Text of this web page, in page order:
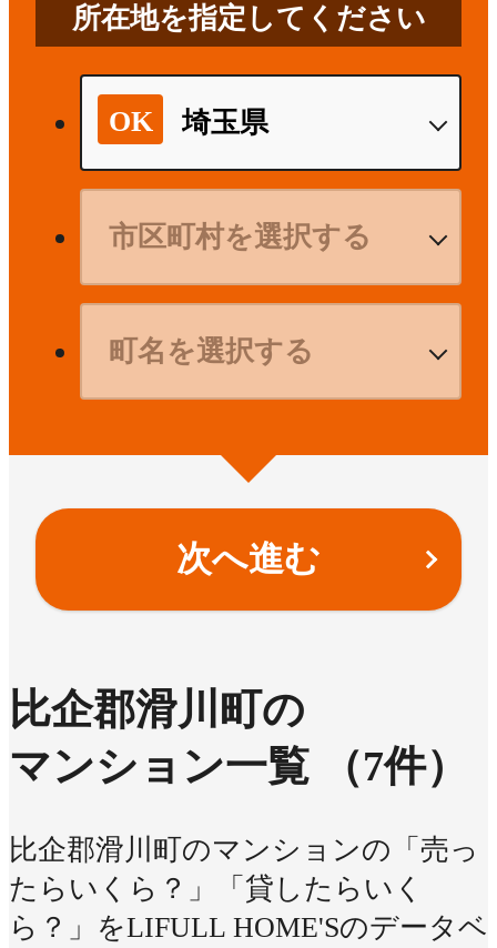
所在地を指定してください
次へ進む
比企郡滑川町の
マンション一覧
（7件）
比企郡滑川町のマンションの「売っ
たらいくら？」「貸したらいく
ら？」をLIFULL HOME'Sのデータベ